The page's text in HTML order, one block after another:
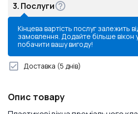
3. Послуги
Кінцева вартість послуг залежить
замовлення. Додайте більше вікон
побачити вашу вигоду!
Доставка (5 днів)
Опис товару